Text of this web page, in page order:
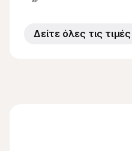
Δείτε όλες τις τιμές